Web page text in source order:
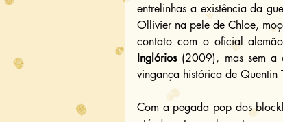
entrelinhas a existência da
Ollivier na pele de Chloe,
contato com o oficial
Inglórios (2009), mas sem a
vingança histórica de Quentin
Com a pegada pop dos